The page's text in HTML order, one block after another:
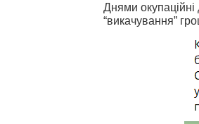
Днями
“викачування”